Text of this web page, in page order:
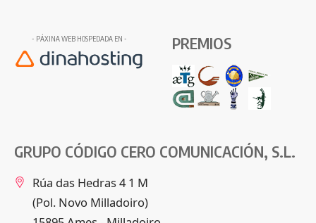
- PÁXINA WEB HOSPEDADA EN - PREMIOS
GRUPO CÓDIGO CERO COMUNICACIÓN, S.L.
Rúa das Hedras 4 1 M
(Pol. Novo Milladoiro)